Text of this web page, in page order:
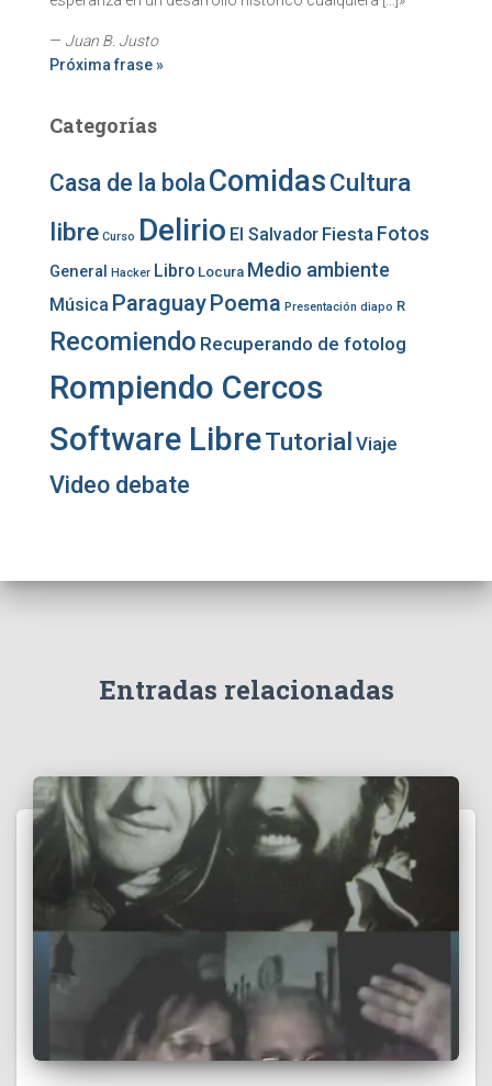
— Juan B. Justo
Próxima frase »
Categorías
Casa de la bolaComidasCultura
libre Curso Delirio El Salvador Fiesta Fotos
General Hacker Libro Locura Medio ambiente
Música ParaguayPoema Presentación diapo R
Recomiendo Recuperando de fotolog
Rompiendo Cercos
Software LibreTutorial Viaje
Video debate
Entradas relacionadas